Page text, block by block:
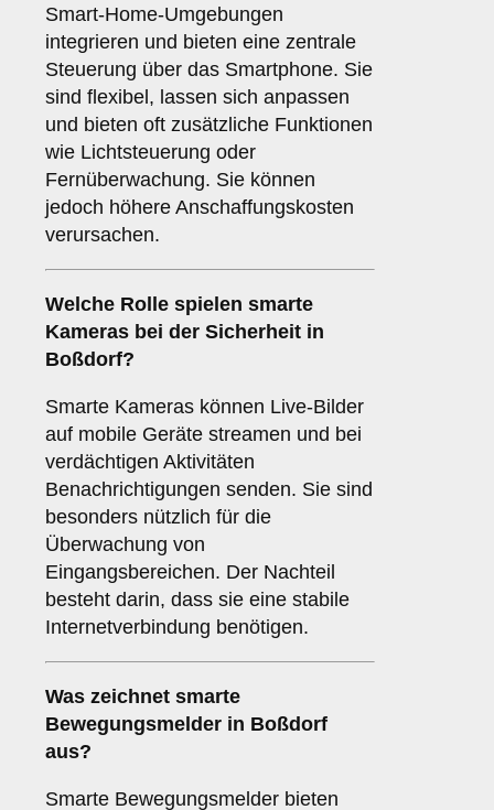
Smart-Home-Umgebungen
integrieren und bieten eine zentrale
Steuerung über das Smartphone. Sie
sind flexibel, lassen sich anpassen
und bieten oft zusätzliche Funktionen
wie Lichtsteuerung oder
Fernüberwachung. Sie können
jedoch höhere Anschaffungskosten
verursachen.
Welche Rolle spielen smarte
Kameras bei der Sicherheit in
Boßdorf?
Smarte Kameras können Live-Bilder
auf mobile Geräte streamen und bei
verdächtigen Aktivitäten
Benachrichtigungen senden. Sie sind
besonders nützlich für die
Überwachung von
Eingangsbereichen. Der Nachteil
besteht darin, dass sie eine stabile
Internetverbindung benötigen.
Was zeichnet smarte
Bewegungsmelder in Boßdorf
aus?
Smarte Bewegungsmelder bieten